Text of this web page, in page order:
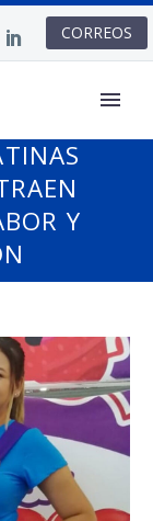
CORREOS
Y